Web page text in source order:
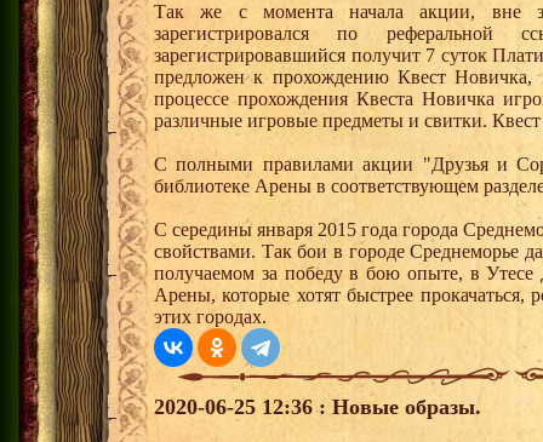
Так же с момента начала акции, вне
зарегистрировался по
зарегистрировавшийся получит 7 суток
предложен к прохождению Квест
процессе прохождения Квеста Новичка
различные игровые предметы и свитки.
С полными правилами акции "Друзья и
библиотеке Арены в соответствующем
С середины января 2015 года города
свойствами. Так бои в городе Среднеморье
получаемом за победу в бою опыте, в
Арены, которые хотят быстрее прокачаться,
этих городах.
2020-06-25 12:36 : Новые образы.